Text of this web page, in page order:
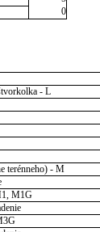
0
- L
terénneho) - M
M1G